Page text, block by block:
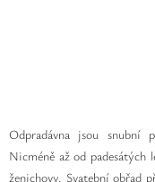
Odpradávna jsou snubní
Nicméně až od padesátých
ženichovy. Svatební obřad